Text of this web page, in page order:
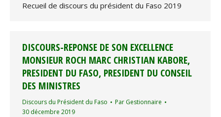
Recueil de discours du président du Faso 2019
DISCOURS-REPONSE DE SON EXCELLENCE
MONSIEUR ROCH MARC CHRISTIAN KABORE,
PRESIDENT DU FASO, PRESIDENT DU CONSEIL
DES MINISTRES
Discours du Président du Faso Par Gestionnaire
30 décembre 2019